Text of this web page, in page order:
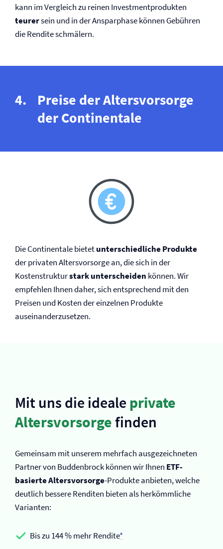
kann im Vergleich zu reinen Investmentprodukten
teurersein und in der Ansparphase können Gebühren
die Rendite schmälern.
Preise der Altersvorsorge
der Continentale
Die Continentale bietetunterschiedliche Produkte
der privaten Altersvorsorge an, die sich in der
Kostenstrukturstark unterscheiden können. Wir
empfehlen Ihnen daher, sich entsprechend mit den
Preisen und Kosten der einzelnen Produkte
auseinanderzusetzen.
Mit uns die ideale private
Altersvorsorgefinden
Gemeinsam mit unserem mehrfach ausgezeichneten
Partner von Buddenbrock können wir Ihnen ETF-
basierte Altersvorsorge-Produkte anbieten, welche
deutlich bessere Renditen bieten als herkömmliche
Varianten:
Bis zu 144 % mehr Rendite*